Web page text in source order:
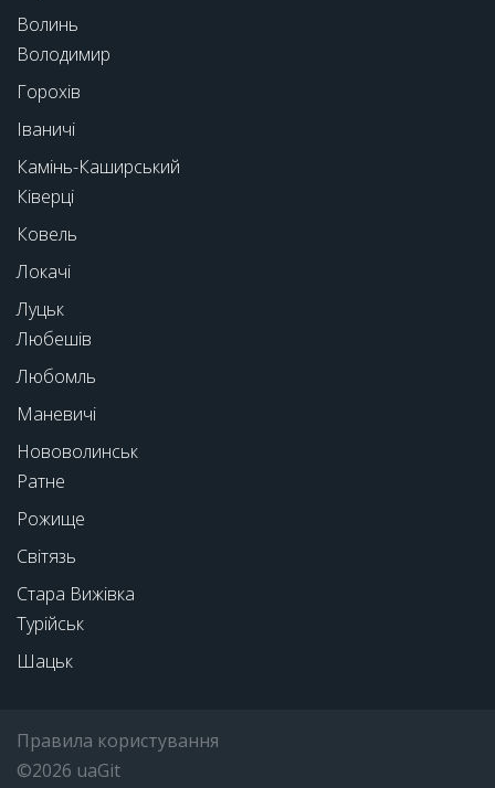
Волинь
Володимир
Горохів
Іваничі
Камінь-Каширський
Ківерці
Ковель
Локачі
Луцьк
Любешів
Любомль
Маневичі
Нововолинськ
Ратне
Рожище
Світязь
Стара Вижівка
Турійськ
Шацьк
Правила користування
©2026 uaGit